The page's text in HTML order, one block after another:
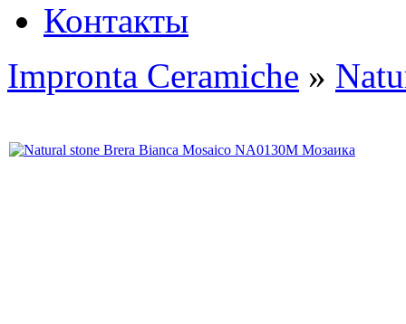
Контакты
Impronta Ceramiche »